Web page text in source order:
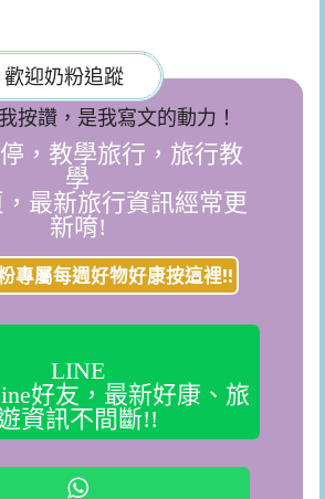
歡迎奶粉追蹤
按讚，是我寫文的動力！
，教學旅行，旅行教
學
最新旅行資訊經常更
新唷!
專屬每週好物好康按這裡!!
LINE
好友，最新好康、旅
資訊不間斷!!